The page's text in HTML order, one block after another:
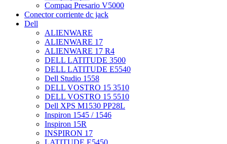
Compaq Presario V5000
Conector corriente dc jack
Dell
ALIENWARE
ALIENWARE 17
ALIENWARE 17 R4
DELL LATITUDE 3500
DELL LATITUDE E5540
Dell Studio 1558
DELL VOSTRO 15 3510
DELL VOSTRO 15 5510
Dell XPS M1530 PP28L
Inspiron 1545 / 1546
Inspiron 15R
INSPIRON 17
LATITUDE E5450